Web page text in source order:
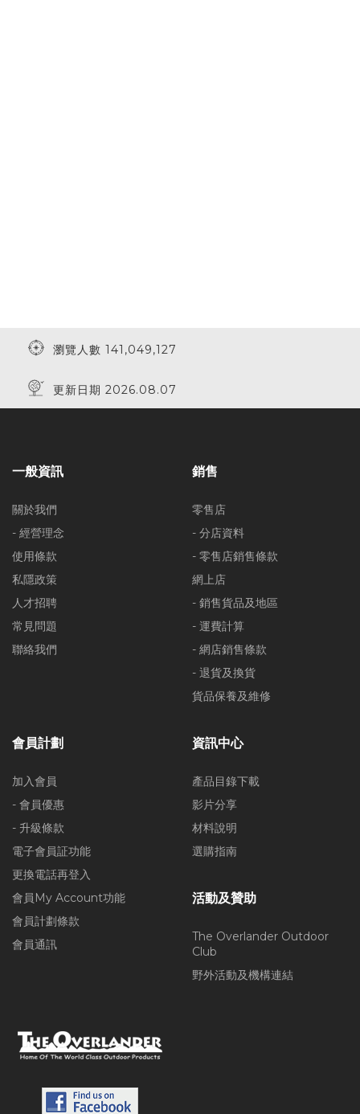
瀏覽人數 141,049,127
更新日期 2026.08.07
一般資訊
關於我們
- 經營理念
使用條款
私隱政策
人才招聘
常見問題
聯絡我們
銷售
零售店
- 分店資料
- 零售店銷售條款
網上店
- 銷售貨品及地區
- 運費計算
- 網店銷售條款
- 退貨及換貨
貨品保養及維修
會員計劃
加入會員
- 會員優惠
- 升級條款
電子會員証功能
更換電話再登入
會員My Account功能
會員計劃條款
會員通訊
資訊中心
產品目錄下載
影片分享
材料說明
選購指南
活動及贊助
The Overlander Outdoor
Club
野外活動及機構連結